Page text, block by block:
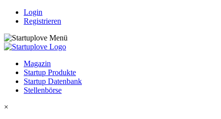
Login
Registrieren
Magazin
Startup Produkte
Startup Datenbank
Stellenbörse
×